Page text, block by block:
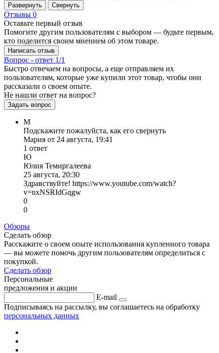
Развернуть Свернуть
Отзывы 0
Оставьте первый отзыв
Помогите другим пользователям с выбором — будьте первым,
кто поделится своим мнением об этом товаре.
Написать отзыв
Вопрос - ответ 1/1
Быстро отвечаем на вопросы, а еще отправляем их
пользователям, которые уже купили этот товар, чтобы они
рассказали о своем опыте.
Не нашли ответ на вопрос?
Задать вопрос
М
Подскажите пожалуйста, как его свернуть
Мария от 24 августа, 19:41
1 ответ
Ю
Юлия Темиргалеева
25 августа, 20:30
Здравствуйте! https://www.youtube.com/watch?
v=nxNSRIdGqgw
0
0
Обзоры
Сделать обзор
Расскажите о своем опыте использования купленного товара
— вы можете помочь другим пользователям определиться с
покупкой.
Сделать обзор
Персональные
предложения и акции
E-mail
Подписываясь на рассылку, вы соглашаетесь на обработку
персональных данных